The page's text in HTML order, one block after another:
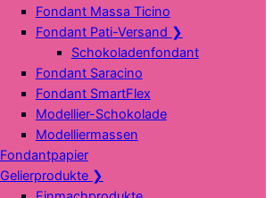
Fondant Massa Ticino
Fondant Pati-Versand ❯
Schokoladenfondant
Fondant Saracino
Fondant SmartFlex
Modellier-Schokolade
Modelliermassen
Fondantpapier
Gelierprodukte ❯